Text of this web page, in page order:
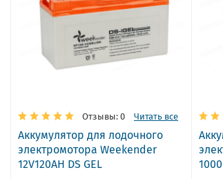
Отзывы: 0 Читать все
Аккумулятор для лодочного
электромотора Weekender
12V120AH DS GEL